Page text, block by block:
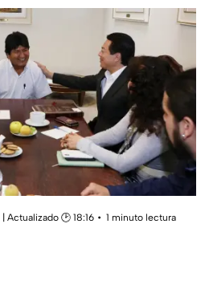
| Actualizado 🕑 18:16
1 minuto lectura